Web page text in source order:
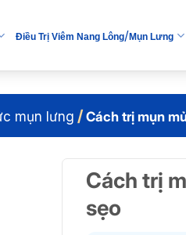
Điều Trị Viêm Nang Lông/Mụn Lưng
mụn lưng /Cách trị mụn
Cách trị
sẹo